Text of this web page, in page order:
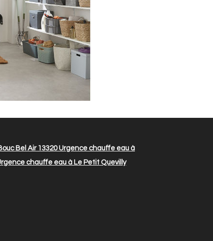
Bel Air 13320Urgence chauffe eau à
chauffe eau à Le Petit Quevilly